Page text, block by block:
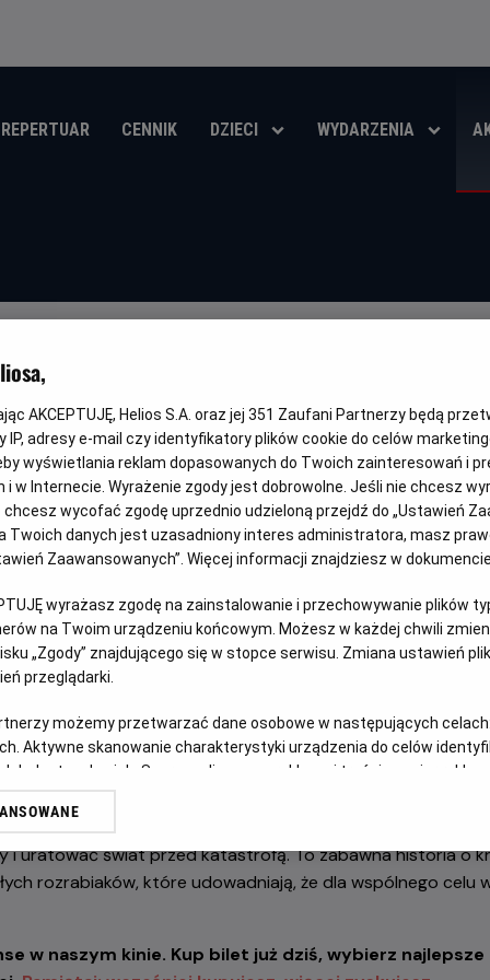
REPERTUAR CENNIK DZIECI WYDARZENIA
- KUP BILET JUŻ
humoru podróż do Hollywood w towarzystwie
opowiada o szalonej przygodzie Minionków,
gwiazdami kina. Ich plany szybko wymykają się spod
i wywołują chaos na całym świecie. Bohaterowie
i uratować świat przed katastrofą. To zabawna historia o
rozrabiaków, które udowadniają, że dla wspólnego celu
w naszym kinie. Kup bilet już dziś, wybierz
AKCEPTUJĘ, Helios S.A. oraz jej 351 Zaufani Partnerzy będą
IP, adresy e-mail czy identyfikatory plików cookie do celów
wyświetlania reklam dopasowanych do Twoich zainteresowań i
i w Internecie. Wyrażenie zgody jest dobrowolne. Jeśli nie chcesz
wycofać zgodę uprzednio udzieloną przejdź do „Ustawień
Twoich danych jest uzasadniony interes administratora, masz
Zaawansowanych”. Więcej informacji znajdziesz w
wyrażasz zgodę na zainstalowanie i przechowywanie plików
na Twoim urządzeniu końcowym. Możesz w każdej chwili
„Zgody” znajdującego się w stopce serwisu. Zmiana ustawień
przeglądarki.
możemy przetwarzać dane osobowe w następujących
Aktywne skanowanie charakterystyki urządzenia do celów
dostęp do nich. Spersonalizowane reklamy i treści, pomiar